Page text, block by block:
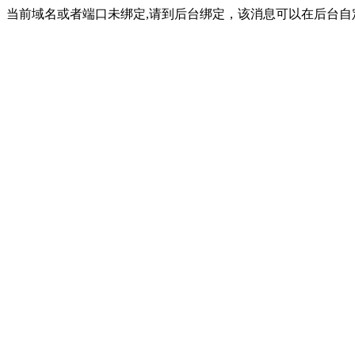
当前域名或者端口未绑定,请到后台绑定，该消息可以在后台自